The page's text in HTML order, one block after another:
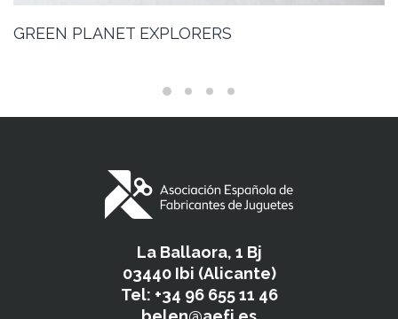
GREEN PLANET EXPLORERS
La Ballaora, 1 Bj
03440 Ibi (Alicante)
Tel: +34 96 655 11 46